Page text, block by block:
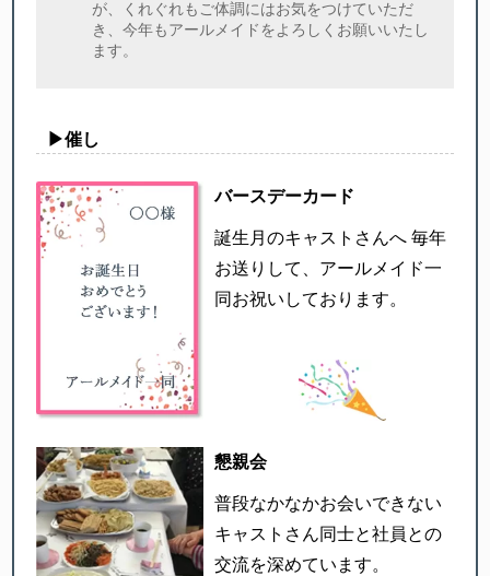
が、くれぐれもご体調にはお気をつけていただ
き、今年もアールメイドをよろしくお願いいたし
ます。
▶︎催し
バースデーカード
誕生月のキャストさんへ毎年
お送りして、アールメイド一
同お祝いしております。
懇親会
普段なかなかお会いできない
キャストさん同士と社員との
交流を深めています。